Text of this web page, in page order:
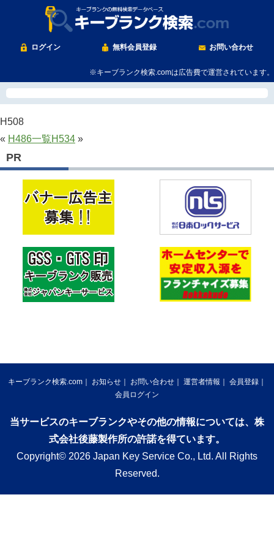
ログイン 無料会員登録 お問い合わせ
※キーブランク検索.comは広告費で運営されています。
H508
« H486一覧H534 »
PR
キーブランク検索.com お知らせ お問い合わせ 運営者情報
会員登録
会員ログイン
当サービスのキーブランクやその他の情報については、株
式会社後藤製作所の許諾を得ています。
Copyright© 2026 Japan Key Service Co., Ltd. All Rights
Reserved.